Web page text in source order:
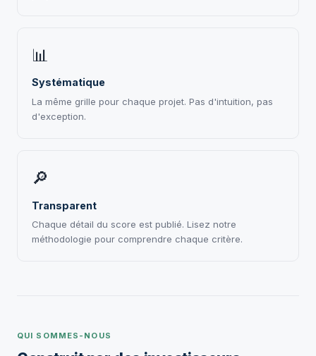
📊
Systématique
La même grille pour chaque projet. Pas d'intuition, pas
d'exception.
🔎
Transparent
Chaque détail du score est publié. Lisez notre
méthodologie pour comprendre chaque critère.
QUI SOMMES-NOUS